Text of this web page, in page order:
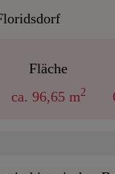
Fläche
ca. 96,65 m2